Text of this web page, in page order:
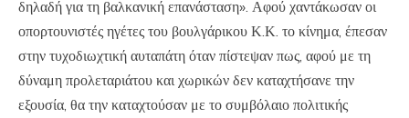
δηλαδή για τη βαλκανική επανάσταση». Αφού χαντάκωσαν οι
οπορτουνιστές ηγέτες του βουλγάρικου Κ.Κ. το κίνημα, έπεσαν
στην τυχοδιωχτική αυταπάτη όταν πίστεψαν πως, αφού με τη
δύναμη προλεταριάτου και χωρικών δεν καταχτήσανε την
εξουσία, θα την καταχτούσαν με το συμβόλαιο πολιτικής